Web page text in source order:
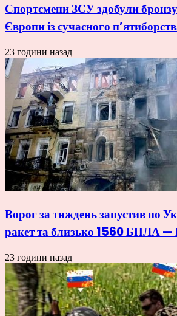
Спортсмени ЗСУ здобули
Європи із сучасного
23 години назад
Ворог за тиждень запустив по
ракет та близько 1560 БПЛА —
23 години назад